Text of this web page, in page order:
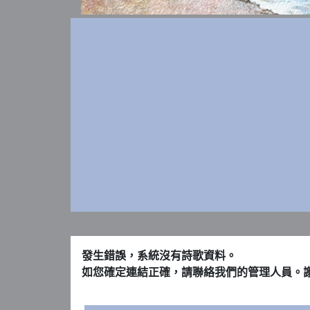
發生錯誤，系統沒有詩歌資料。
如您確定連結正確，請聯絡我們的管理人員。